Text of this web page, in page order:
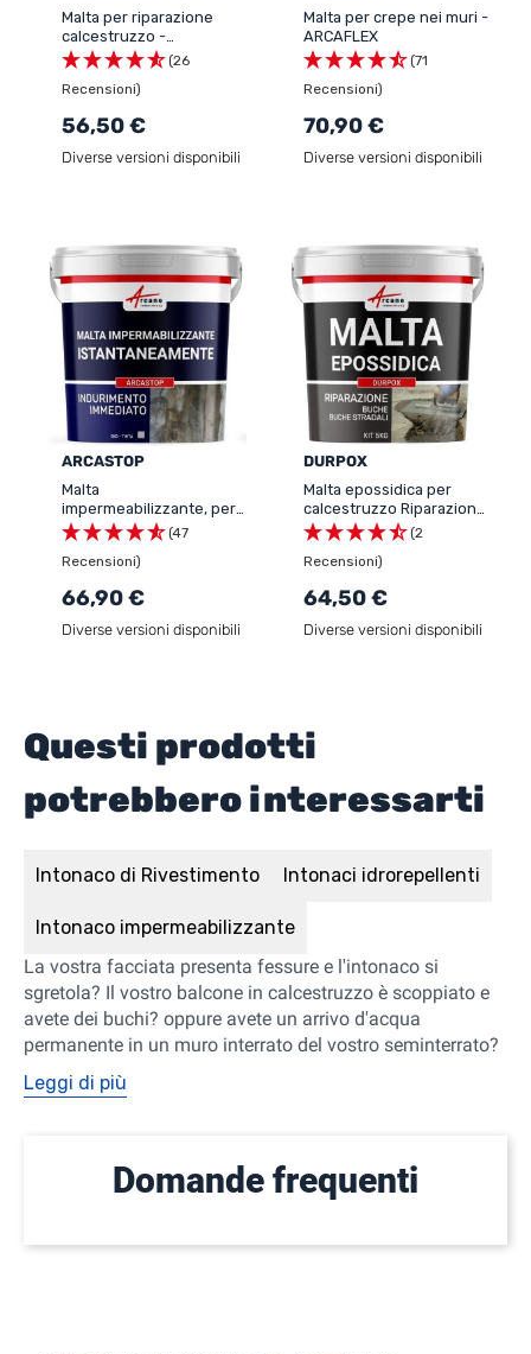
Malta per riparazione
calcestruzzo -
ARCAREPAIR
(26
Recensioni)
56,50 €
Diverse versioni disponibili
Malta per crepe nei muri -
ARCAFLEX
(71
Recensioni)
70,90 €
Diverse versioni disponibili
ARCASTOP
Malta
impermeabilizzante, per
sigillatura delle perdite
d'acqua - ARCASTOP
(47
Recensioni)
66,90 €
Diverse versioni disponibili
DURPOX
Malta epossidica per
calcestruzzo Riparazione
di buche, avvallamenti -
DURPOX
(2
Recensioni)
64,50 €
Diverse versioni disponibili
Questi prodotti
potrebbero interessarti
Intonaco di Rivestimento Intonaci idrorepellenti
Intonaco impermeabilizzante
La vostra facciata presenta fessure e l'intonaco si
sgretola? Il vostro balcone in calcestruzzo è scoppiato e
avete dei buchi? oppure avete un arrivo d'acqua
permanente in un muro interrato del vostro seminterrato?
Leggi di più
Domande frequenti